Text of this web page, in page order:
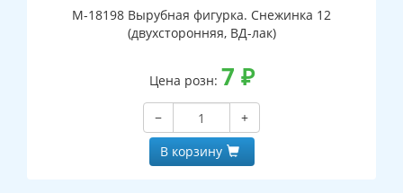
М-18198 Вырубная фигурка. Снежинка 12
(двухсторонняя, ВД-лак)
Цена розн: 7 ₽
−
+
В корзину